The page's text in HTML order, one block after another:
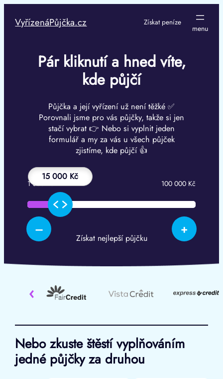
obsah
VyřízenáPůjčka.cz Získat peníze
Pár kliknutí a hned víte,
kde půjčí
Půjčka a její vyřízení už není těžké ✅
Porovnali jsme pro vás půjčky, takže si jen
stačí vybrat 👉 Nebo si vyplnit jeden
formulář a my za vás u všech půjček
zjistíme, kde půjčí 👍
15 000 Kč
– +
1 000 Kč 100 000 Kč
Získat nejlepší půjčku
‹
Nebo zkuste štěstí vyplňováním
jedné půjčky za druhou